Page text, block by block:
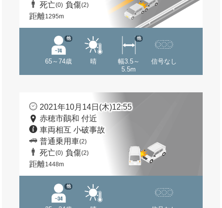
死亡(0) 負傷(2)
距離1295m
65～74歳
他
晴
幅3.5～
5.5m
他
信号なし
2021年10月14日(木)12:55
赤穂市鷆和 付近
車両相互 小破事故
普通乗用車(2)
死亡(0) 負傷(2)
距離1448m
他